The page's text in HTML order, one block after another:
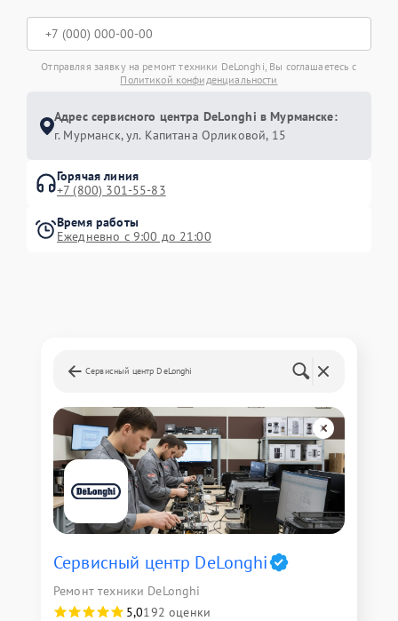
Отправляя заявку на ремонт техники DeLonghi, Вы соглашаетесь с
Политикой конфиденциальности
Адрес сервисного центра DeLonghi в Мурманске:
г. Мурманск, ул. Капитана Орликовой, 15
Горячая линия
+7 (800) 301-55-83
Время работы
Ежедневно с 9:00 до 21:00
Сервисный центр DeLonghi
Сервисный центр DeLonghi
Ремонт техники DeLonghi
5,0192 оценки